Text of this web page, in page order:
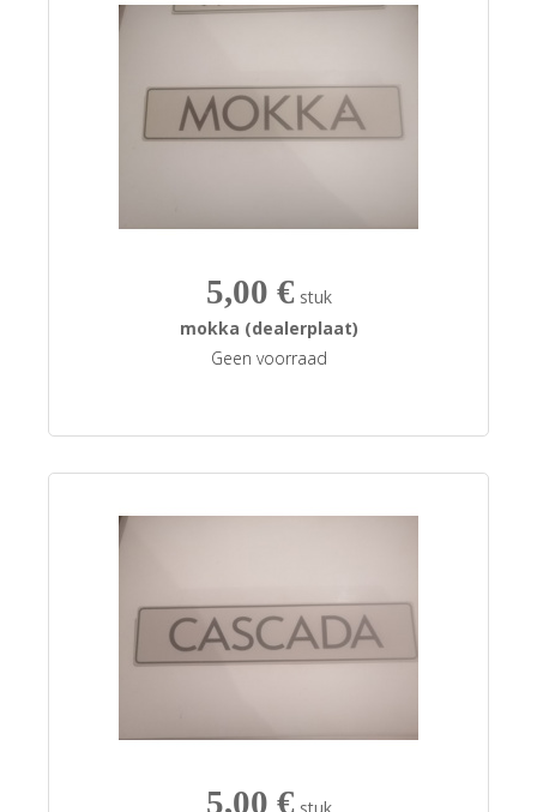
5,00 € stuk
mokka (dealerplaat)
Geen voorraad
5,00 €